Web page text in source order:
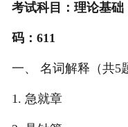
考试科目：理论基
码：611
一、 名词解释（共5
1. 急就章